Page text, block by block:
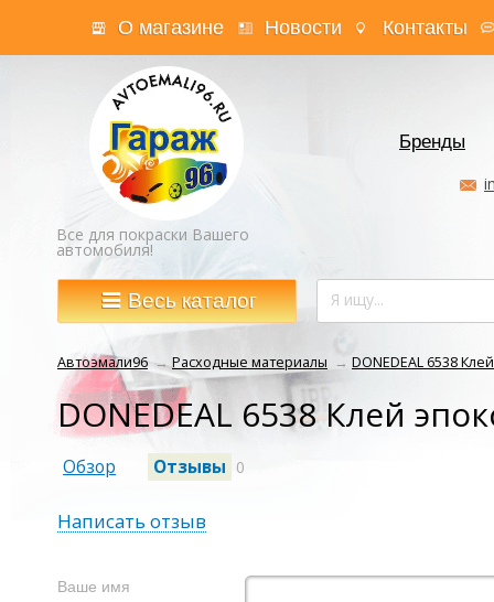
О магазине Новости Контакты
Все для покраски Вашего
автомобиля!
Бренды
Весь каталог
Автоэмали96 →Расходные материалы → DONEDEAL 6538
DONEDEAL 6538 Клей
Обзор Отзывы 0
Написать отзыв
Ваше имя